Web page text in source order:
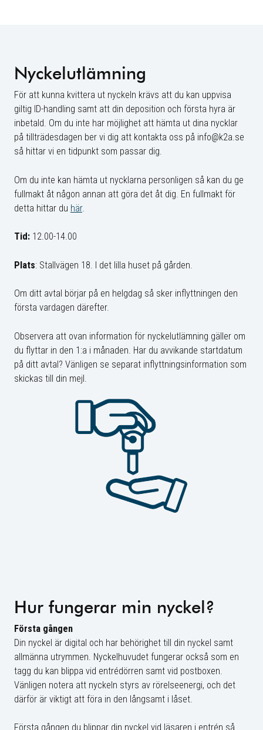
Nyckelutlämning
För att kunna kvittera ut nyckeln krävs att du kan uppvisa
giltig ID-handling samt att din deposition och första hyra är
inbetald. Om du inte har möjlighet att hämta ut dina nycklar
på tillträdesdagen ber vi dig att kontakta oss på info@k2a.se
så hittar vi en tidpunkt som passar dig.
Om du inte kan hämta ut nycklarna personligen så kan du ge
fullmakt åt någon annan att göra det åt dig. En fullmakt för
detta hittar du här.
Tid: 12.00-14.00
Plats: Stallvägen 18. I det lilla huset på gården.
Om ditt avtal börjar på en helgdag så sker inflyttningen den
första vardagen därefter.
Observera att ovan information för nyckelutlämning gäller om
du flyttar in den 1:a i månaden. Har du avvikande startdatum
på ditt avtal? Vänligen se separat inflyttningsinformation som
skickas till din mejl.
Hur fungerar min nyckel?
Första gången
Din nyckel är digital och har behörighet till din nyckel samt
allmänna utrymmen. Nyckelhuvudet fungerar också som en
tagg du kan blippa vid entrédörren samt vid postboxen.
Vänligen notera att nyckeln styrs av rörelseenergi, och det
därför är viktigt att föra in den långsamt i låset.
Första gången du blippar din nyckel vid läsaren i entrén så